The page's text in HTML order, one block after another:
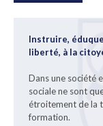
Instruire,
liberté, à la
Dans une société
sociale ne sont
étroitement de la
formation.